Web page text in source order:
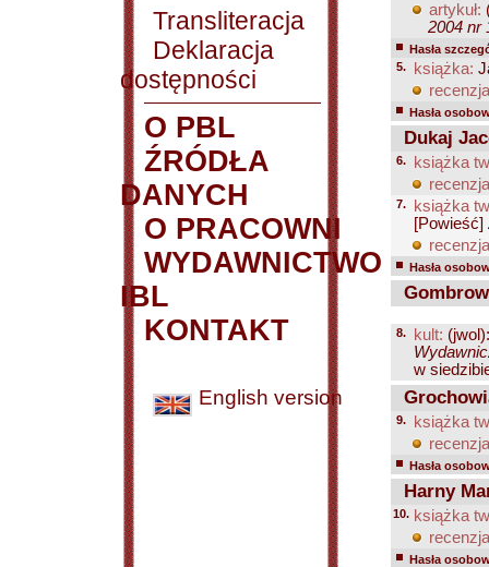
Transliteracja
Deklaracja
dostępności
O PBL
ŹRÓDŁA
DANYCH
O PRACOWNI
WYDAWNICTWO
IBL
KONTAKT
English version
artykuł:
2004 nr
Hasła
5.
książka:
Hasła
Dukaj
6.
książka
7.
książka
[Powieść]
Hasła
8. kult:
w
9.
książka
Hasła
Harny
10. książka
Hasła